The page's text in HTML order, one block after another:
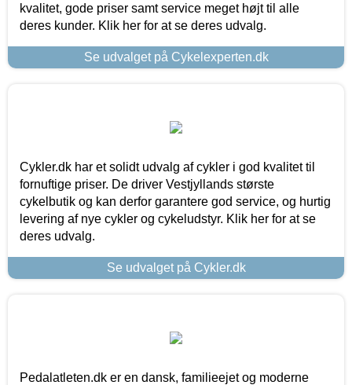
kvalitet, gode priser samt service meget højt til alle
deres kunder. Klik her for at se deres udvalg.
Se udvalget på Cykelexperten.dk
Cykler.dk har et solidt udvalg af cykler i god kvalitet til
fornuftige priser. De driver Vestjyllands største
cykelbutik og kan derfor garantere god service, og hurtig
levering af nye cykler og cykeludstyr. Klik her for at se
deres udvalg.
Se udvalget på Cykler.dk
Pedalatleten.dk er en dansk, familieejet og moderne